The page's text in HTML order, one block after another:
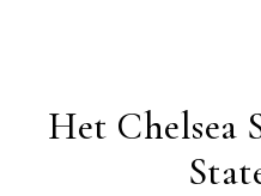
Het Chelsea